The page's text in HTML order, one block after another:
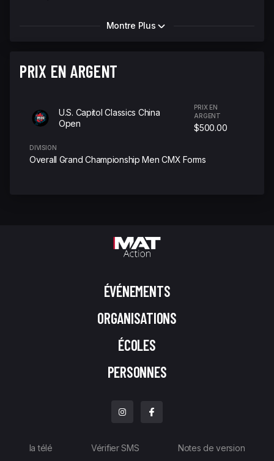
Montre Plus
PRIX EN ARGENT
U.S. Capitol Classics China
Open
PRIX EN
ARGENT
$500.00
DIVISION
Overall Grand Championship Men CMX Forms
ÉVÉNEMENTS
ORGANISATIONS
ÉCOLES
PERSONNES
la télé Vérifier SMS Notes de version